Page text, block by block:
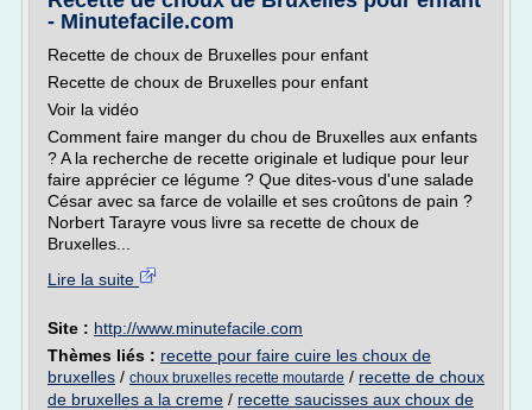
- Minutefacile.com
Recette de choux de Bruxelles pour enfant
Recette de choux de Bruxelles pour enfant
Voir la vidéo
Comment faire manger du chou de Bruxelles aux enfants
? A la recherche de recette originale et ludique pour leur
faire apprécier ce légume ? Que dites-vous d'une salade
César avec sa farce de volaille et ses croûtons de pain ?
Norbert Tarayre vous livre sa recette de choux de
Bruxelles...
Lire la suite
Site : http://www.minutefacile.com
Thèmes liés : recette pour faire cuire les choux de
bruxelles / choux bruxelles recette moutarde / recette de choux
de bruxelles a la creme / recette saucisses aux choux de